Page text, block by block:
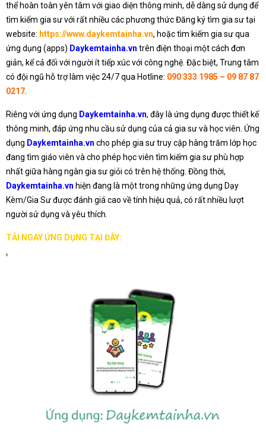
thể hoàn toàn yên tâm với giao diện thông minh, dễ dàng sử dụng để
tìm kiếm gia sư với rất nhiều các phương thức Đăng ký tìm gia sư tại
website: https://www.daykemtainha.vn, hoặc tìm kiếm gia sư qua
ứng dụng (apps) Daykemtainha.vn trên điện thoại một cách đơn
giản, kể cả đối với người ít tiếp xúc với công nghệ. Đặc biệt, Trung tâm
có đội ngũ hỗ trợ làm việc 24/7 qua Hotline: 090 333 1985 – 09 87 87
0217
Riêng với ứng dụng Daykemtainha.vn, đây là ứng dụng được thiết kế
thông minh, đáp ứng nhu cầu sử dụng của cả gia sư và học viên. Ứng
dụng Daykemtainha.vn cho phép gia sư truy cập hàng trăm lớp học
đang tìm giáo viên và cho phép học viên tìm kiếm gia sư phù hợp
nhất giữa hàng ngàn gia sư giỏi có trên hệ thống. Đồng thời,
Daykemtainha.vn hiện đang là một trong những ứng dụng Dạy
Kèm/Gia Sư được đánh giá cao về tính hiệu quả, có rất nhiều lượt
người sử dụng và yêu thích.
TẢI NGAY ỨNG DỤNG TẠI ĐÂY: